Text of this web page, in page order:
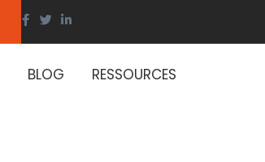
BLOG RESSOURCES